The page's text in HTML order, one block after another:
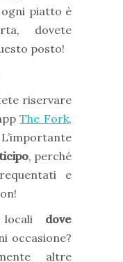
ogni piatto è
dovete
posto!
riservare
The Fork,
, perché
e
dove
occasione?
altre